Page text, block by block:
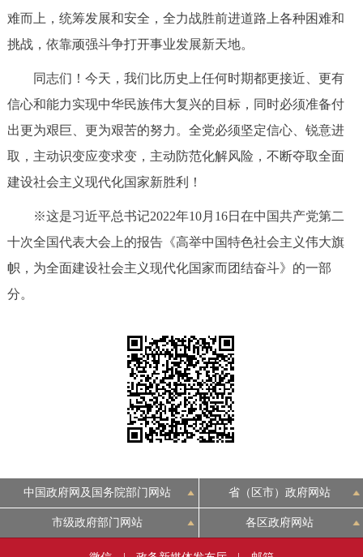
难而上，统筹发展和安全，全力战胜前进道路上各种困难和
挑战，依靠顽强斗争打开事业发展新天地。
同志们！今天，我们比历史上任何时期都更接近、更有
信心和能力实现中华民族伟大复兴的目标，同时必须准备付
出更为艰巨、更为艰苦的努力。全党必须坚定信心、锐意进
取，主动识变应变求变，主动防范化解风险，不断夺取全面
建设社会主义现代化国家新胜利！
※这是习近平总书记2022年10月16日在中国共产党第二
十次全国代表大会上的报告《高举中国特色社会主义伟大旗
帜，为全面建设社会主义现代化国家而团结奋斗》的一部
分。
中国政府网及国务院部门网站 省（区市）政府网站
市级政府部门网站 各区政府网站